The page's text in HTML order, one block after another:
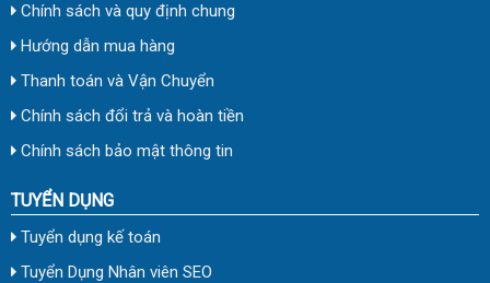
Chính sách và quy định chung
Hướng dẫn mua hàng
Thanh toán và Vận Chuyển
Chính sách đổi trả và hoàn tiền
Chính sách bảo mật thông tin
TUYỂN DỤNG
Tuyển dụng kế toán
Tuyển Dụng Nhân viên SEO